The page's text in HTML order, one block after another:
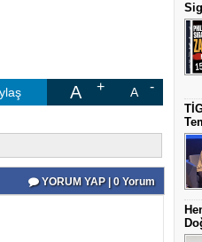
A A
YORUM YAP | 0 Yorum